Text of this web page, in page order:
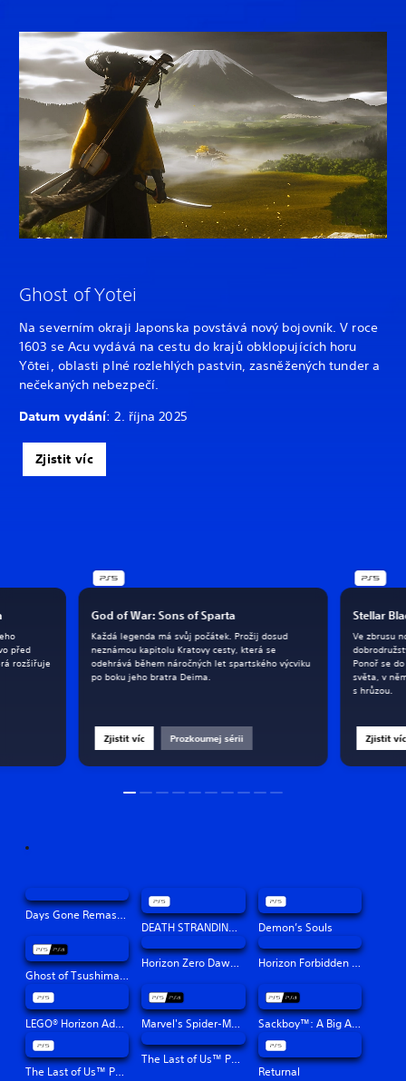
Ghost of Yotei
Na severním okraji Japonska povstává nový bojovník. V roce
1603 se Acu vydává na cestu do krajů obklopujících horu
Yōtei, oblasti plné rozlehlých pastvin, zasněžených tunder a
nečekaných nebezpečí.
Datum vydání: 2. října 2025
Zjistit víc
God of War: Sons of Sparta
Každá legenda má svůj počátek. Prožij dosud
neznámou kapitolu Kratovy cesty, která se
odehrává během náročných let spartského výcviku
po boku jeho bratra Deima.
Zjistit víc Prozkoumej sérii
Stellar
Ve zbrusu
Ponoř se
světa, v
s hrůzou.
Zjistit víc
před
rozšiřuje
Days Gone Remastered
DEATH STRANDING DIRECTOR'S CUT
Demon’s Souls
Ghost of Tsushima Director's Cut
Horizon Zero Dawn™ Remastered Horizon Forbidden West™
LEGO® Horizon Adventures™ Marvel's Spider-Man: Miles Morales Sackboy™: A Big Adventure
The Last of Us™ Part I
The Last of Us™ Part II Remastered
Returnal